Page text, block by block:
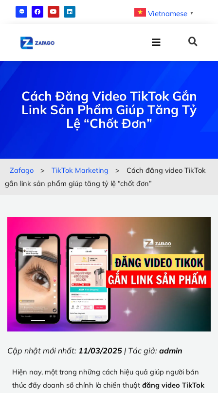
Vietnamese ▼
Cách Đăng Video TikTok Gắn
Link Sản Phẩm Giúp Tăng Tỷ
Lệ “chốt Đơn”
Zafago > TikTok Marketing >
Cách đăng video TikTok
gắn link sản phẩm giúp tăng tỷ lệ “chốt đơn”
Cập nhật mới nhất: 11/03/2025 | Tác giả: admin
Hiện nay, một trong những cách hiệu quả giúp người bán
thúc đẩy doanh số chính là chiến thuật đăng video TikTok